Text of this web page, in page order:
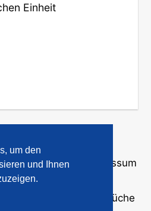
um den
und Ihnen
Einheit
zum Anfang
Datenschutz Impressum
· Bilder und Sprüche